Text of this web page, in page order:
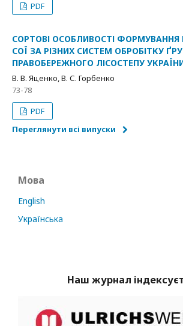
PDF
СОРТОВІ ОСОБЛИВОСТІ
СОЇ ЗА РІЗНИХ СИСТЕМ ОБРОБІТКУ
ПРАВОБЕРЕЖНОГО ЛІСОСТЕПУ
В. В. Яценко, В. С. Горбенко
73-78
PDF
Переглянути всі випуски
Мова
English
Українська
Наш журнал